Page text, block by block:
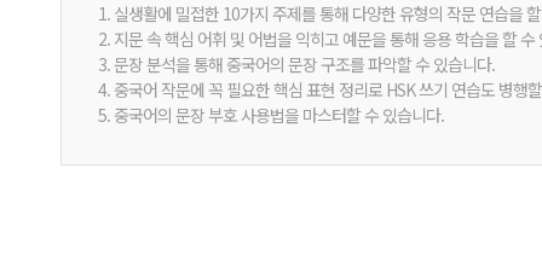
1. 실생활에 밀접한 10가지 주제를 통해 다양한 유형의 작문 연습을
2. 지문 속 핵심 어휘 및 어법을 익히고 예문을 통해 응용 학습을 할 수
3. 문장 분석을 통해 중국어의 문장 구조를 파악할 수 있습니다.
4. 중국어 작문에 꼭 필요한 핵심 표현 정리로 HSK 쓰기 연습도 병행
5. 중국어의 문장 부호 사용법을 마스터할 수 있습니다.